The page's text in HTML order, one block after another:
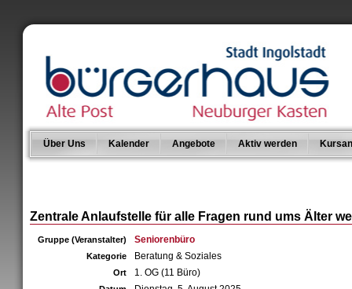
Über Uns Kalender Angebote Aktiv werden
Zentrale Anlaufstelle für alle Fragen rund ums Älter
Gruppe (Veranstalter) Seniorenbüro
Kategorie Beratung & Soziales
Ort 1. OG (11 Büro)